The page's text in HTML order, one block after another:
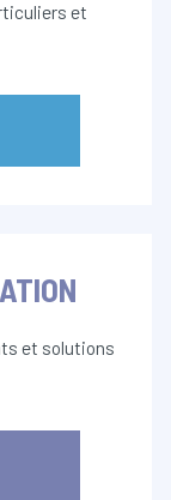
et
et solutions